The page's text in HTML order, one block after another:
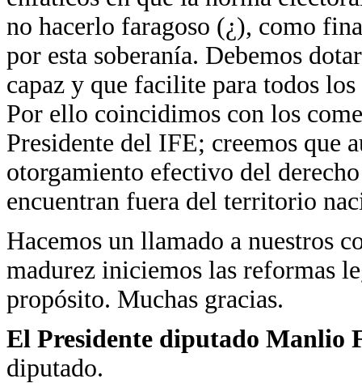
no hacerlo faragoso (¿), como
por esta soberanía. Debemos
capaz y que facilite para todos
Por ello coincidimos con los
Presidente del IFE; creemos que
otorgamiento efectivo del
encuentran fuera del territorio
Hacemos un llamado a nuestros
madurez iniciemos las reformas
propósito. Muchas gracias.
El Presidente diputado Manlio
diputado.